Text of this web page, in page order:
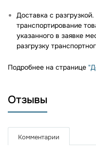
Доставка с
транспортирование
указанного в заявке
разгрузку
Подробнее на странице
Отзывы
Комментарии